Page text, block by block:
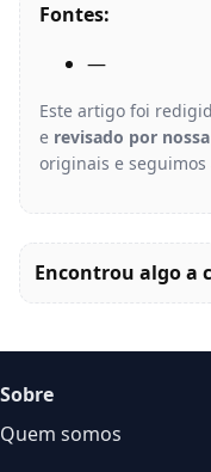
Fontes:
—
Este artigo foi
e revisado por
originais e seguimos
Encontrou algo a
Sobre
Quem somos